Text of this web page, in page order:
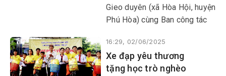
Gieo duyên (xã Hòa Hội, huyện
Phú Hòa) cùng Ban công tác
phối hợp với Ủy ban MTTQ xã
Sơn Phước (huyện Sơn Hòa)
trao 20 triệu đồng, giúp chị Sô
16:29, 02/06/2025
Xe đạp yêu thương
tặng học trò nghèo